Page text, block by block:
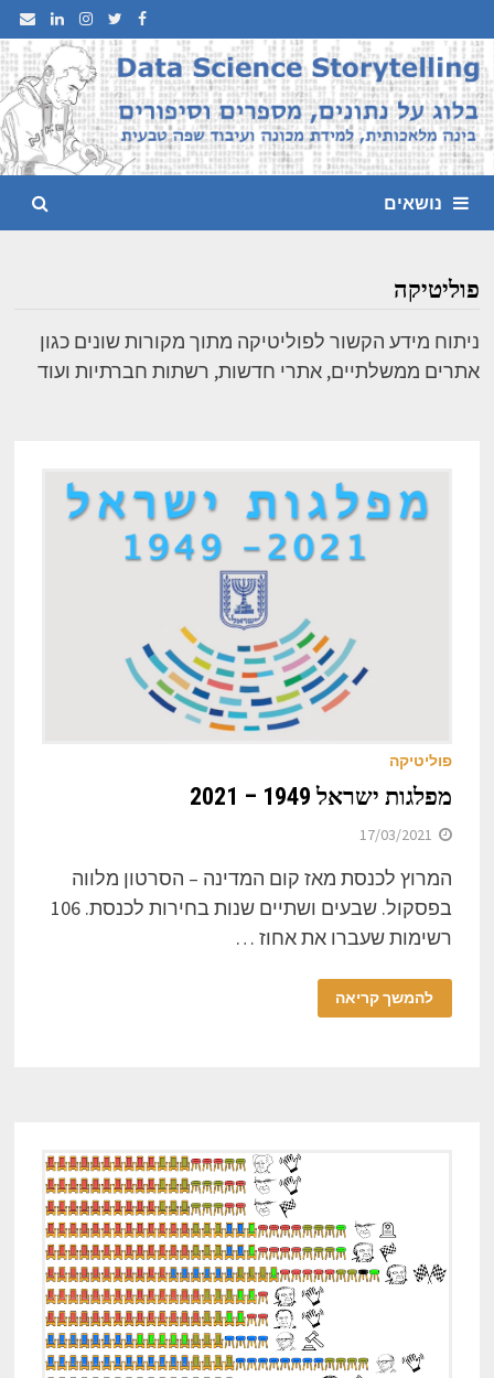
to
content
נושאים
פוליטיקה
ניתוח מידע הקשור לפוליטיקה מתוך מקורות שונים כגון
אתרים ממשלתיים, אתרי חדשות, רשתות חברתיות ועוד
פוליטיקה
מפלגות ישראל 1949 – 2021
17/03/2021
המרוץ לכנסת מאז קום המדינה – הסרטון מלווה
בפסקול. שבעים ושתיים שנות בחירות לכנסת. 106
רשימות שעברו את אחוז …
להמשך קריאה